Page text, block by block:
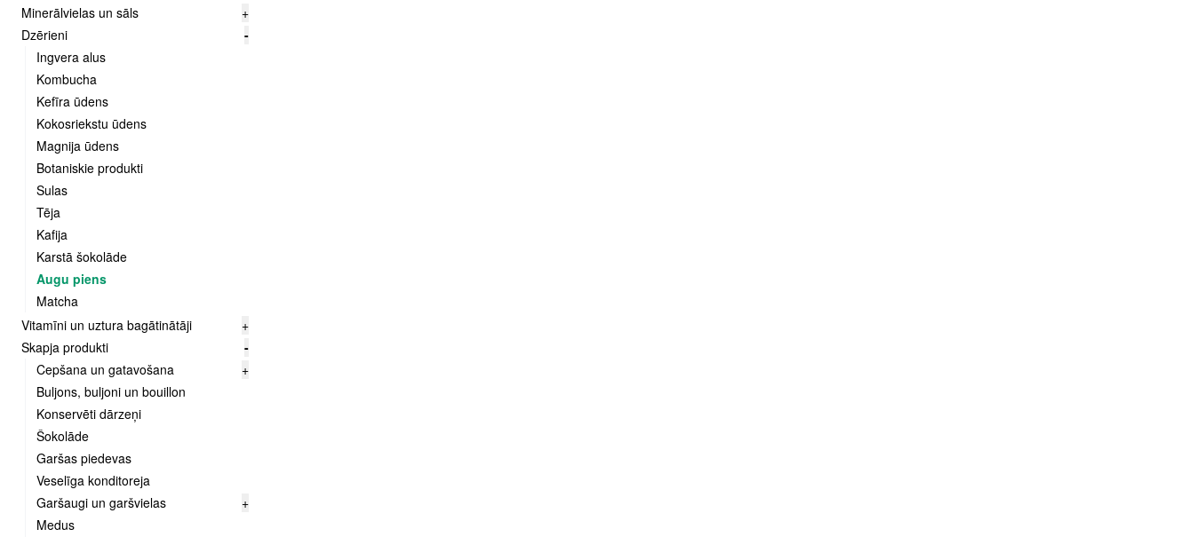
Minerālvielas un sāls
+
Dzērieni
-
Ingvera alus
Kombucha
Kefīra ūdens
Kokosriekstu ūdens
Magnija ūdens
Botaniskie produkti
Sulas
Tēja
Kafija
Karstā šokolāde
Augu piens
Matcha
Vitamīni un uztura bagātinātāji
+
Skapja produkti
-
Cepšana un gatavošana
+
Buljons, buljoni un bouillon
Konservēti dārzeņi
Šokolāde
Garšas piedevas
Veselīga konditoreja
Garšaugi un garšvielas
+
Medus